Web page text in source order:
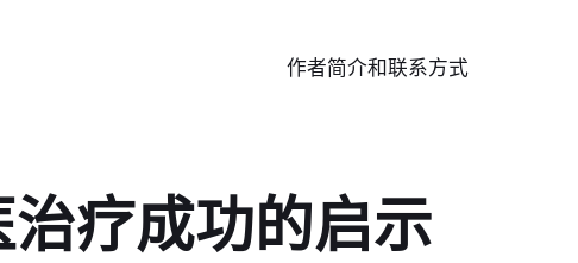
作者简介和联系方式
疗成功的启示